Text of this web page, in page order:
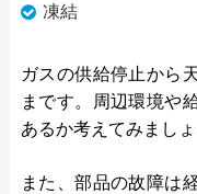
凍結
ガスの供給停止から
まです。周辺環境や
あるか考えてみましょ
また、部品の故障は